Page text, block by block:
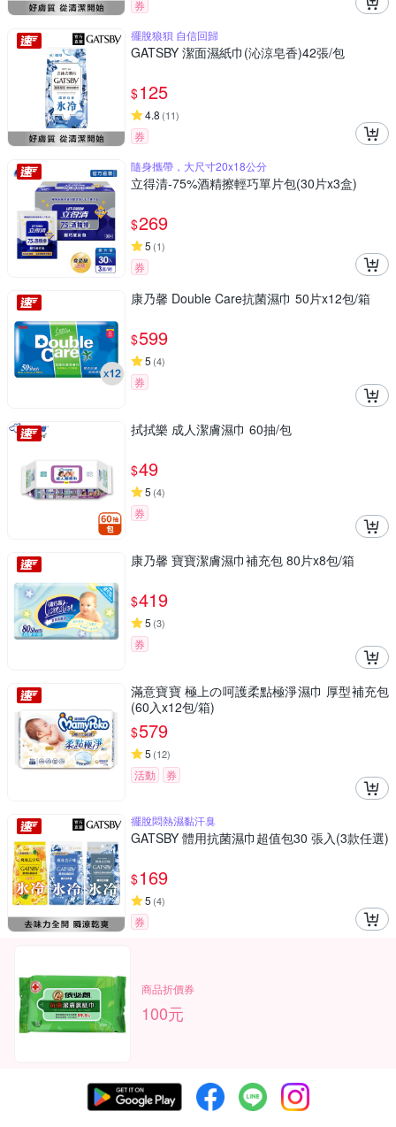
券
擺脫狼狽 自信回歸
GATSBY 潔面濕紙巾(沁涼皂香)42張/包
$125
4.8 (11)
券
隨身攜帶，大尺寸20x18公分
立得清-75%酒精擦輕巧單片包(30片x3盒)
$269
5 (1)
券
康乃馨 Double Care抗菌濕巾 50片x12包/箱
$599
5 (4)
券
拭拭樂 成人潔膚濕巾 60抽/包
$49
5 (4)
券
康乃馨 寶寶潔膚濕巾補充包 80片x8包/箱
$419
5 (3)
券
滿意寶寶 極上の呵護柔點極淨濕巾 厚型補充包
(60入x12包/箱)
$579
5 (12)
活動 券
擺脫悶熱濕黏汗臭
GATSBY 體用抗菌濕巾超值包30 張入(3款任選)
$169
5 (4)
券
商品折價券
100元